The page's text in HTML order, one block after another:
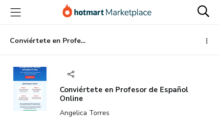
principal
página
de
página
Conviértete en Profesor de Español Online
Conviértete en Profesor de Español
Online
Angelica Torres